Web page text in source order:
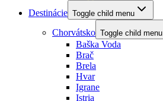
Destinácie Toggle child menu
Chorvátsko Toggle child menu
Baška Voda
Brač
Brela
Hvar
Igrane
Istria